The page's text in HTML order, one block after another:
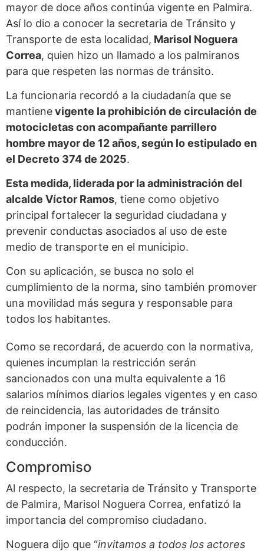
mayor de doce años continúa vigente en Palmira.
Así lo dio a conocer la secretaria de Tránsito y
Transporte de esta localidad, Marisol Noguera
Correa, quien hizo un llamado a los palmiranos
para que respeten las normas de tránsito.
La funcionaria recordó a la ciudadanía que se
mantienevigente la prohibición de circulación de
motocicletas con acompañante parrillero
hombre mayor de 12 años, según lo estipulado en
el Decreto 374 de 2025.
Esta medida, liderada por la administración del
alcalde Víctor Ramos, tiene como objetivo
principal fortalecer la seguridad ciudadana y
prevenir conductas asociados al uso de este
medio de transporte en el municipio.
Con su aplicación, se busca no solo el
cumplimiento de la norma, sino también promover
una movilidad más segura y responsable para
todos los habitantes.
Como se recordará, de acuerdo con la normativa,
quienes incumplan la restricción serán
sancionados con una multa equivalente a 16
salarios mínimos diarios legales vigentes y en caso
de reincidencia, las autoridades de tránsito
podrán imponer la suspensión de la licencia de
conducción.
Compromiso
Al respecto, la secretaria de Tránsito y Transporte
de Palmira, Marisol Noguera Correa, enfatizó la
importancia del compromiso ciudadano.
Noguera dijo que “invitamos a todos los actores